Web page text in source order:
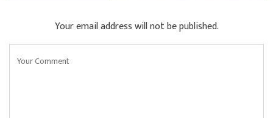
Your email address will not be published.